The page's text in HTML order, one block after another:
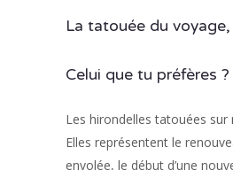
La tatouée du voyage,
Celui que tu préfères ?
Les hirondelles tatouées sur
Elles représentent le
envolée, le début d’une